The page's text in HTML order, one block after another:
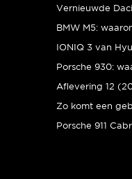
IONIQ 3 van
Aflevering 12
Zo komt een